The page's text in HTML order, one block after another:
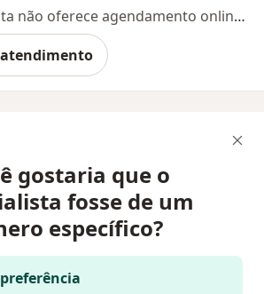
Esse especialista não oferece agendamento online para esse endereço.
gostaria que o
fosse de um
específico?